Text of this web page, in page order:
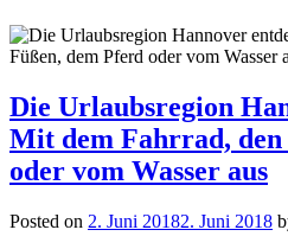
Die Urlaubsregion
Mit dem Fahrrad, den
oder vom Wasser aus
Posted on 2. Juni 20182. Juni 2018